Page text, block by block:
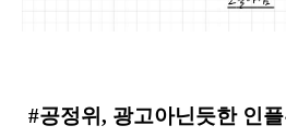
#공정위, 광고아닌듯한 인